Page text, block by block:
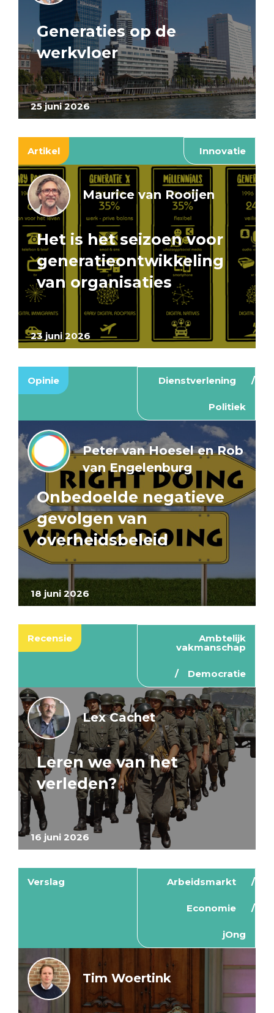
25 juni 2026
Generaties op de
werkvloer
Artikel Innovatie
23 juni 2026
Maurice van Rooijen
Het is het seizoen voor
generatieontwikkeling
van organisaties
Opinie Dienstverlening
Politiek
18 juni 2026
Peter van Hoesel en Rob
van Engelenburg
Onbedoelde negatieve
gevolgen van
overheidsbeleid
Recensie Ambtelijk
vakmanschap
Democratie
16 juni 2026
Lex Cachet
Leren we van het
verleden?
Verslag Arbeidsmarkt
Economie
jOng
Tim Woertink